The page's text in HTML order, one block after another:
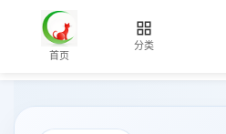
首页
分类